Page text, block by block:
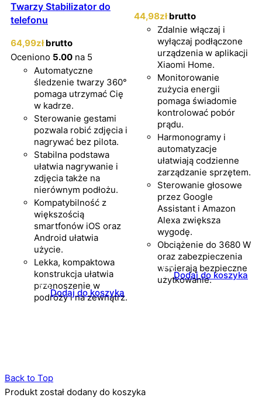
Twarzy Stabilizator do
telefonu
64,99zł brutto
Oceniono 5.00 na 5
Automatyczne
śledzenie twarzy 360°
pomaga utrzymać Cię
w kadrze.
Sterowanie gestami
pozwala robić zdjęcia i
nagrywać bez pilota.
Stabilna podstawa
ułatwia nagrywanie i
zdjęcia także na
nierównym podłożu.
Kompatybilność z
większością
smartfonów iOS oraz
Android ułatwia
użycie.
Lekka, kompaktowa
konstrukcja ułatwia
przenoszenie w
podróży i na zewnątrz.
Dodaj do koszyka
44,98zł brutto
Zdalnie włączaj i
wyłączaj podłączone
urządzenia w aplikacji
Xiaomi Home.
Monitorowanie
zużycia energii
pomaga świadomie
kontrolować pobór
prądu.
Harmonogramy i
automatyzacje
ułatwiają codzienne
zarządzanie sprzętem.
Sterowanie głosowe
przez Google
Assistant i Amazon
Alexa zwiększa
wygodę.
Obciążenie do 3680 W
oraz zabezpieczenia
wspierają bezpieczne
użytkowanie.
Dodaj do koszyka
Back to Top
Produkt został dodany do koszyka